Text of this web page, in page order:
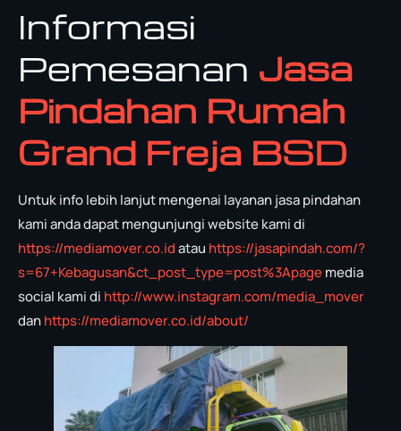
Informasi
Pemesanan Jasa
Pindahan Rumah
Grand Freja BSD
Untuk info lebih lanjut mengenai layanan jasa pindahan
kami anda dapat mengunjungi website kami di
https://mediamover.co.idatau https://jasapindah.com/?
s=67+Kebagusan&ct_post_type=post%3Apagemedia
social kami di http://www.instagram.com/media_mover
danhttps://mediamover.co.id/about/